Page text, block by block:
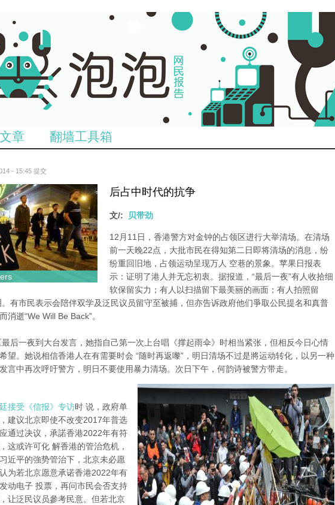
章 翻墙工具箱
- 15:45 提交
后占中时代的抗争
文/: 贝带劲
12月11日，香港警方对金钟的占领区进行大举清场。在清场
前一天晚22点，大批市民在得知第二日即将清场的消息，纷
纷重回旧地，占领运动呈现万人 空巷的景象。苹果日报表
示：证明了港人并无忘初衷。据报道，“最后一夜”有人收拾细
软保留实力；有人以扫描留下最美丽的画面；有人拍照留
有市民表示会陪伴双学及泛民议员留守至被捕，但亦告诉政府他们爭取公民提名和真普
消逝“We Will Be Back”。
后一夜到大台发言，她指自己第一次上台唱《撑起雨伞》时相当紧张，但相反今日心情
望。她说相信香港人在有需要时会 “随时再返嚟”，明日清场不过是將运动转化，以另一种
言中再次呼吁警方，明日不要使用暴力清场。次日下午，何韵诗被警方带走。
接受《信报》专访时 说，政府单
建议北京即使不改变2017年普选
通过决议，承諾香港2022年有符
这或许可化 解香港的管治危机，
近平的強势管治下，北京未必愿
为若北京愿意承诺香港2022年有
动电子 投票，再问市民会否支持
让泛民议员參考民意。但若北京